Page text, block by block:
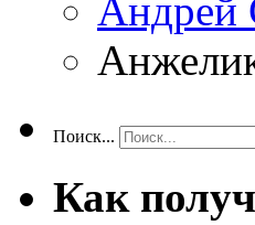
Андрей
Поиск...
Как